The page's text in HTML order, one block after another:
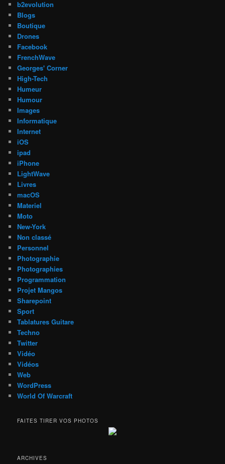
b2evolution
Blogs
Boutique
Drones
Facebook
FrenchWave
Georges' Corner
High-Tech
Humeur
Humour
Images
Informatique
Internet
iOS
ipad
iPhone
LightWave
Livres
macOS
Materiel
Moto
New-York
Non classé
Personnel
Photographie
Photographies
Programmation
Projet Mangos
Sharepoint
Sport
Tablatures Guitare
Techno
Twitter
Vidéo
Vidéos
Web
WordPress
World Of Warcraft
FAITES TIRER VOS PHOTOS
ARCHIVES